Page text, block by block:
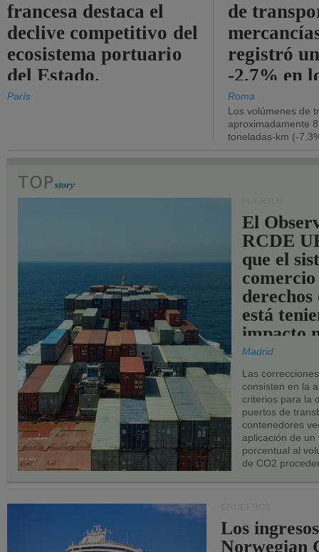
francesa destaca el
declive competitivo del
ecosistema portuario
del Estado.
París
de
registró
-2,7% en
Roma
Los volúmenes de
aproximadamente
toneladas-km (-
El
RCDE
que el
comercio
derechos
está
impacto
los
UE.
Madrid
Las
consisten en la
criterios para la
puertos de
contenedores
aplicación de
porcentual al
de CO2
Los
Norwegian